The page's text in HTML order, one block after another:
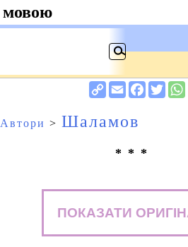
Автори > Шаламов
* * *
ПОКАЗАТИ